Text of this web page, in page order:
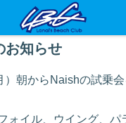
お知らせ
）朝からNaishの試乗会
ォイル、ウイング、パ